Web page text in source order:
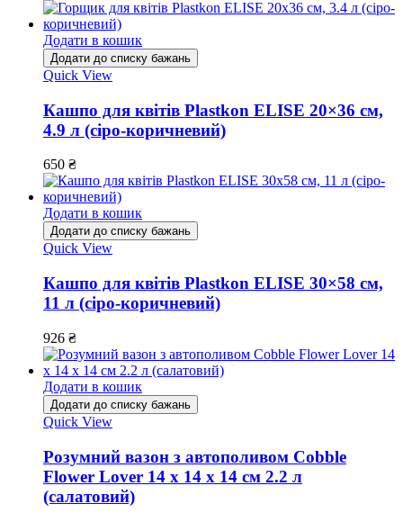
Додати в кошик
Додати до списку бажань
Quick View
Кашпо для квітів Plastkon ELISE 20×36 см,
4.9 л (сіро-коричневий)
650 ₴
Додати в кошик
Додати до списку бажань
Quick View
Кашпо для квітів Plastkon ELISE 30×58 см,
11 л (сіро-коричневий)
926 ₴
Додати в кошик
Додати до списку бажань
Quick View
Розумний вазон з автополивом Cobble
Flower Lover 14 x 14 х 14 см 2.2 л
(салатовий)